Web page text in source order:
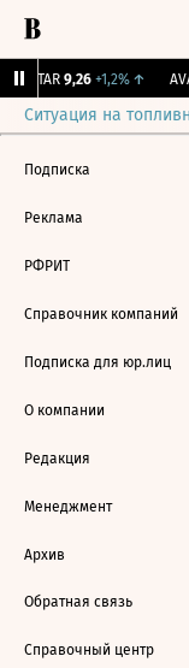
UTAR 9,26 +1,2%↑
Ситуация на
Подписка
Реклама
РФРИТ
Справочник компаний
Подписка для юр.лиц
О компании
Редакция
Менеджмент
Архив
Обратная связь
Справочный центр